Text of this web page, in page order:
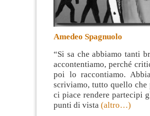
Amedeo Spagnuolo
“Si sa che abbiamo tanti
accontentiamo, perché
poi lo raccontiamo.
scriviamo, tutto quello che
ci piace rendere partecipi
punti di vista (altro…)